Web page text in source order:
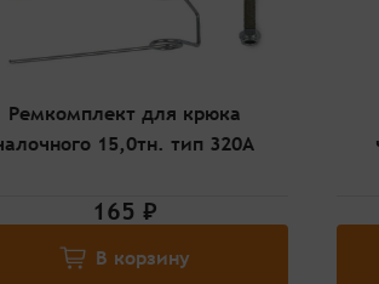
Ремкомплект для крюка
15,0тн. тип 320А
165 ₽
В корзину